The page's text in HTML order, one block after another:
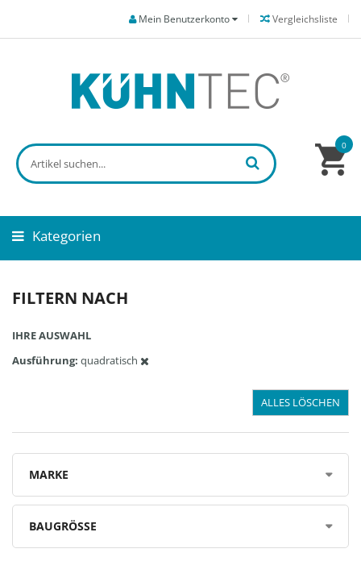
Vergleichsliste
Mein Benutzerkonto
0
Kategorien
FILTERN NACH
IHRE AUSWAHL
Ausführung quadratisch
ALLES LÖSCHEN
MARKE
BAUGRÖSSE